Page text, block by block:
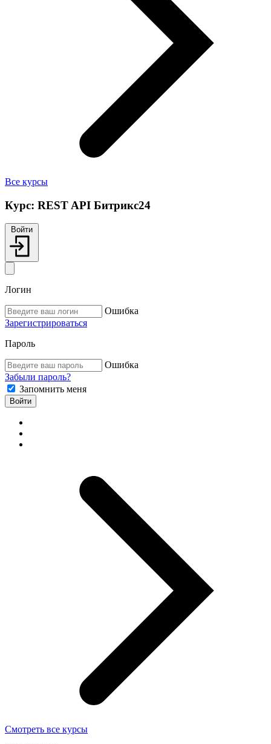
Все курсы
Курс: REST API Битрикс24
Войти
Логин
Ошибка
Зарегистрироваться
Пароль
Ошибка
Забыли пароль?
Запомнить меня
Войти
Смотреть все курсы